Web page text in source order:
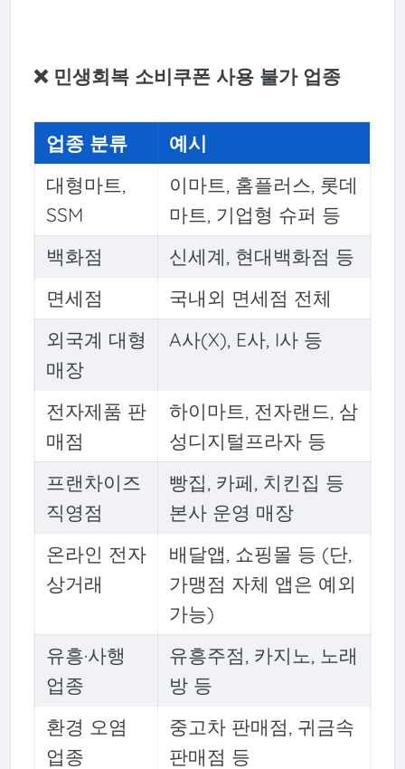
❌ 민생회복 소비쿠폰 사용 불가 업종
업종 분류
예시
대형마트,
SSM
이마트, 홈플러스, 롯데
마트, 기업형 슈퍼 등
백화점
신세계, 현대백화점 등
면세점
국내외 면세점 전체
외국계 대형
매장
A사(X), E사, I사 등
전자제품 판
매점
하이마트, 전자랜드, 삼
성디지털프라자 등
프랜차이즈
직영점
빵집, 카페, 치킨집 등
본사 운영 매장
온라인 전자
상거래
배달앱, 쇼핑몰 등 (단,
가맹점 자체 앱은 예외
가능)
유흥·사행
업종
유흥주점, 카지노, 노래
방 등
환경 오염
업종
중고차 판매점, 귀금속
판매점 등